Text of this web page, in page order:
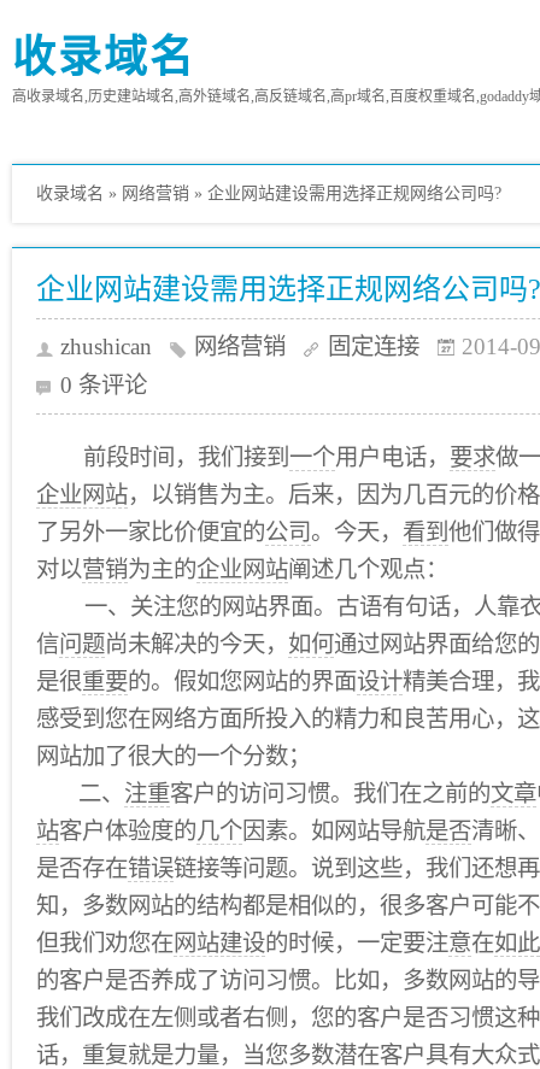
收录域名
高收录域名,历史建站域名,高外链域名,高反链域名,高pr域名,百度权重域名,godaddy
收录域名 » 网络营销 » 企业网站建设需用选择正规网络公司吗?
企业网站建设需用选择正规网络公司吗?
zhushican 网络营销 固定连接
2014-
0 条评论
前段时间，我们接到 一个用户电话， 要求做
企业网站，以销售为主。后来，因为几百元的价
了另外一家比价便宜的公司 。今天， 看到 他们做得
对以营销为主的企业网站阐述几个观点：
一、关注您的网站界面。古语有句话，人靠
信问题尚未解决的今天， 如何通过网站界面给您
是很重要的。假如您网站的界面设计精美合理，
感受到您在网络方面所投入的精力和良苦用心，
网站加了很大的一个分数；
二、 注重客户的访问习惯。我们在之前的文章
站客户体验度的几个因素。如网站导航是否清晰、
是否存在错误链接等问题。说到这些，我们还想
知，多数网站的结构都是相似的，很多客户可能
但我们劝您在网站建设的时候，一定要注意在如此
的客户是否养成了访问习惯。比如，多数网站的
我们改成在左侧或者右侧，您的客户是否习惯这
话，重复就是力量，当您多数潜在客户具有大众